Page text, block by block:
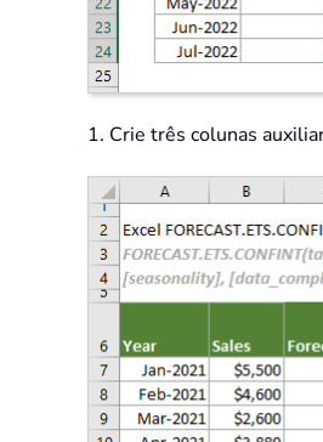
1. Crie três colunas